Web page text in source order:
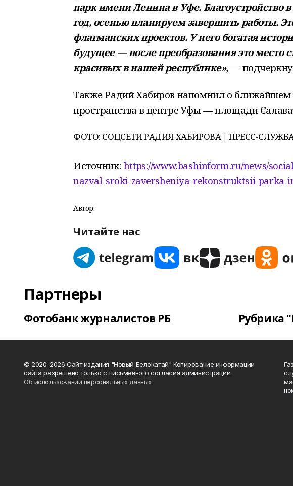
парк имени Ленина в Уфе. Благоустройство
год, осенью планируем завершить работы.
флагманских проектов. У него богатая
будущее — после преобразования это место
красивых в нашей республике»,—
Также Радий Хабиров напомнил о
пространства в центре Уфы — площади
ФОТО: СОЦСЕТИ РАДИЯ ХАБИРОВА | ПРЕСС-
Источник: https://www.bashinform.ru/news/
nazval-sroki-zaversheniya-rekonstruktsii-parka-
Автор:
Читайте нас
Партнеры
Фотобанк журналистов РБ Рубрика
© 2020-2026 Сайт издания "Новый Белокатай" Копирование информации
сайта разрешено только с письменного согласия администрации.
Об использовании персональных данных